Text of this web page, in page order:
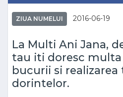
ZIUA NUMELUI 2016-06-19
La Multi Ani Jana,
tau iti doresc multa
bucurii si
dorintelor.